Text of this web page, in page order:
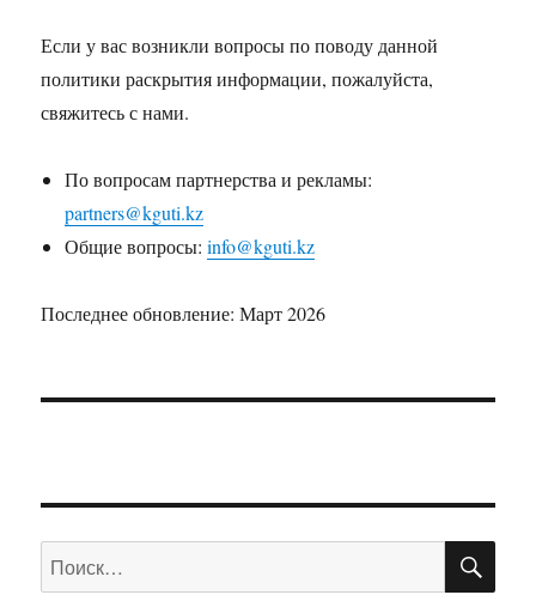
Если у вас возникли вопросы по поводу данной
политики раскрытия информации, пожалуйста,
свяжитесь с нами.
По вопросам партнерства и рекламы:
partners@kguti.kz
Общие вопросы:info@kguti.kz
Последнее обновление: Март 2026
Искать: